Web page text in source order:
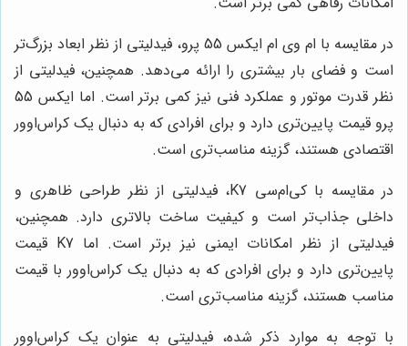
در مقایسه با ام وی ام ایکس 55 پرو، فیدلیتی از نظر ابعاد بزرگ‌تر
است و فضای بار بیشتری را ارائه می‌دهد. همچنین، فیدلیتی از
نظر قدرت موتور و عملکرد فنی نیز کمی برتر است. اما ایکس 55
پرو قیمت پایین‌تری دارد و برای افرادی که به دنبال یک کراس‌اوور
اقتصادی هستند، گزینه مناسب‌تری است.
در مقایسه با کی‌ام‌سی K7، فیدلیتی از نظر طراحی ظاهری و
داخلی جذاب‌تر است و کیفیت ساخت بالاتری دارد. همچنین،
فیدلیتی از نظر امکانات ایمنی نیز برتر است. اما K7 قیمت
پایین‌تری دارد و برای افرادی که به دنبال یک کراس‌اوور با قیمت
مناسب هستند، گزینه مناسب‌تری است.
با توجه به موارد ذکر شده، فیدلیتی به عنوان یک کراس‌اوور